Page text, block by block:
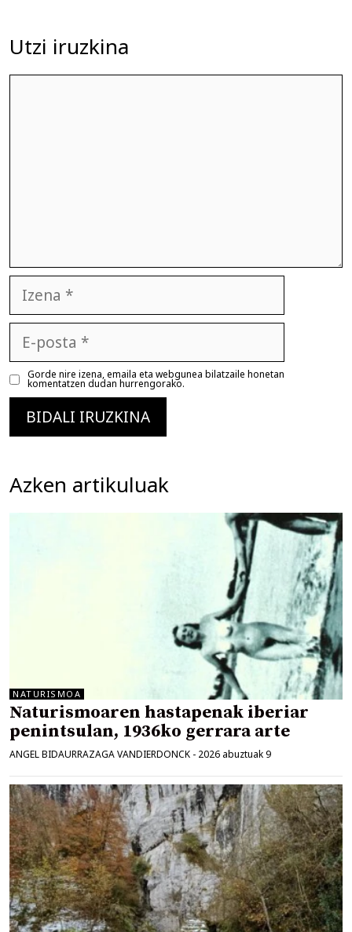
Utzi iruzkina
posta
Gorde nire izena, emaila eta webgunea bilatzaile honetan
komentatzen dudan hurrengorako.
Azken artikuluak
NATURISMOA
Naturismoaren hastapenak iberiar
penintsulan, 1936ko gerrara arte
ANGEL BIDAURRAZAGA VANDIERDONCK - 2026 abuztuak 9